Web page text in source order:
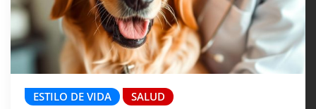
ESTILO DE VIDA SALUD